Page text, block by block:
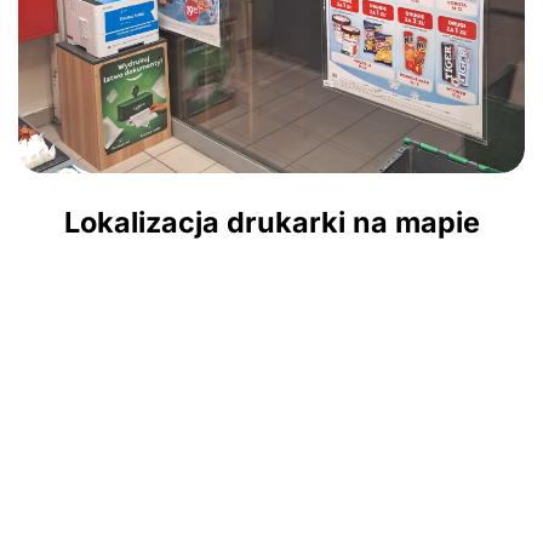
Lokalizacja drukarki na mapie